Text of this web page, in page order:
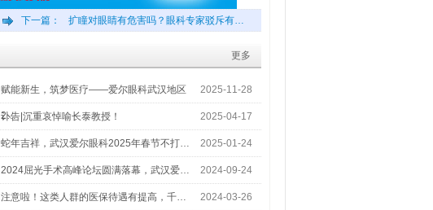
下一篇： 扩瞳对眼睛有危害吗？眼科专家驳斥有…
更多
赋能新生，筑梦医疗——爱尔眼科武汉地区
2…
2025-11-28
讣告|沉重哀悼喻长泰教授！ 2025-04-17
蛇年吉祥，武汉爱尔眼科2025年春节不打… 2025-01-24
2024屈光手术高峰论坛圆满落幕，武汉爱… 2024-09-24
注意啦！这类人群的医保待遇有提高，千… 2024-03-26